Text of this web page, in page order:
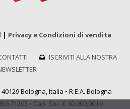
| Privacy e Condizioni di vendita
ISCRIVITI ALLA NOSTRA
Bologna, Italia • R.E.A. Bologna
• Cap. Soc. € 30.000,00 i.v.